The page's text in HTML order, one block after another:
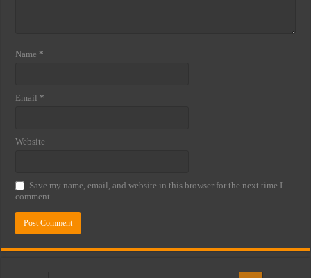
Name *
Email *
Website
Save my name, email, and website in this browser for the next time I
comment.